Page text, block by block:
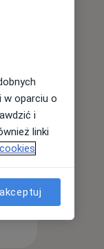
w oparciu o
i
linki